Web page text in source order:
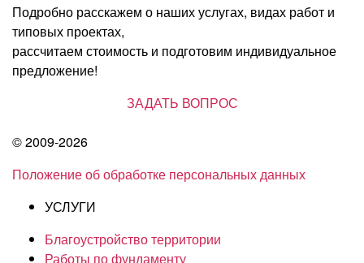
Подробно расскажем о наших услугах, видах работ и
типовых проектах,
рассчитаем стоимость и подготовим индивидуальное
предложение!
ЗАДАТЬ ВОПРОС
© 2009-2026
Положение об обработке персональных данных
УСЛУГИ
Благоустройство территории
Работы по фундаменту